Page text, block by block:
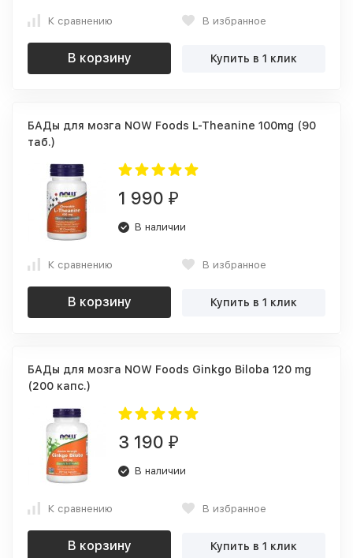
К сравнению В избранное
В корзину Купить в 1 клик
БАДы для мозга NOW Foods L-Theanine 100mg (90
таб.)
1 990 ₽
В наличии
К сравнению В избранное
В корзину Купить в 1 клик
БАДы для мозга NOW Foods Ginkgo Biloba 120 mg
(200 капс.)
3 190 ₽
В наличии
К сравнению В избранное
В корзину Купить в 1 клик